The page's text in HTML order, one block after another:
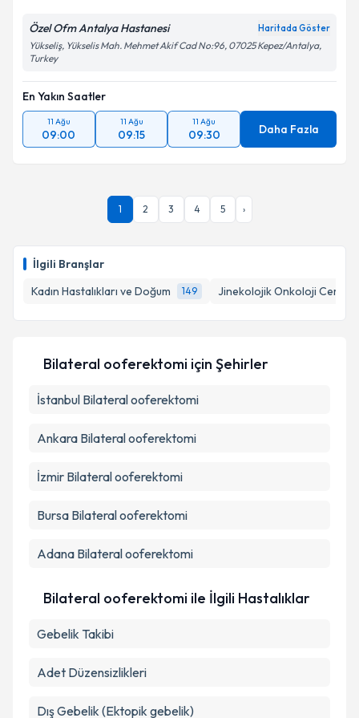
İlgili Branşlar
Kadın Hastalıkları ve Doğum
149 Jinekolojik Onkoloji
Özel Ofm Antalya Hastanesi Haritada Göster
Yükseliş, Yükselis Mah. Mehmet Akif Cad No:96, 07025 Kepez/Antalya,
Turkey
En Yakın Saatler
11 Ağu
09:00
11 Ağu
09:15
11 Ağu
09:30 Daha Fazla
1 2 3 4 5 ›
Bilateral ooferektomi için Şehirler
İstanbul Bilateral ooferektomi
Ankara Bilateral ooferektomi
İzmir Bilateral ooferektomi
Bursa Bilateral ooferektomi
Adana Bilateral ooferektomi
Bilateral ooferektomi ile İlgili Hastalıklar
Gebelik Takibi
Adet Düzensizlikleri
Dış Gebelik (Ektopik gebelik)